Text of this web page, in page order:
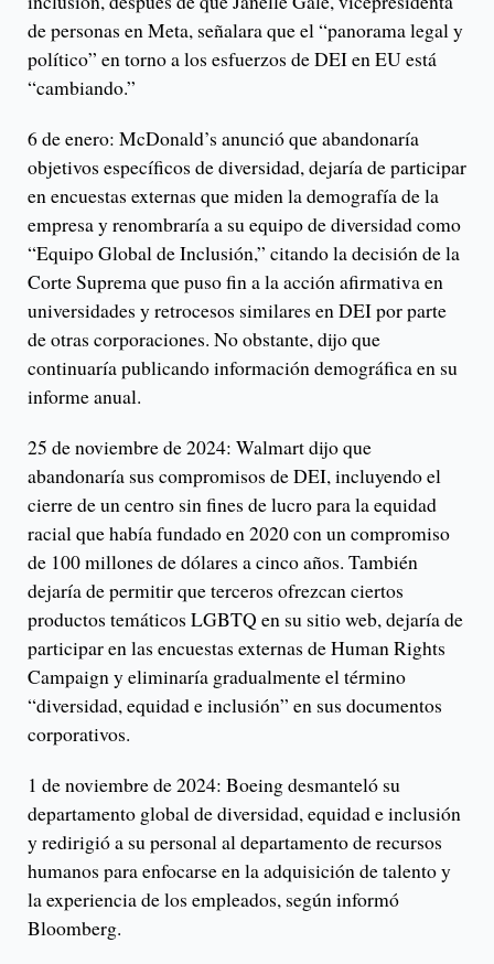
de personas en Meta, señalara que el “panorama legal y
político” en torno a los esfuerzos de DEI en EU está
“cambiando.”
6 de enero: McDonald’s anunció que abandonaría
objetivos específicos de diversidad, dejaría de participar
en encuestas externas que miden la demografía de la
empresa y renombraría a su equipo de diversidad como
“Equipo Global de Inclusión,” citando la decisión de la
Corte Suprema que puso fin a la acción afirmativa en
universidades y retrocesos similares en DEI por parte
de otras corporaciones. No obstante, dijo que
continuaría publicando información demográfica en su
informe anual.
25 de noviembre de 2024: Walmart dijo que
abandonaría sus compromisos de DEI, incluyendo el
cierre de un centro sin fines de lucro para la equidad
racial que había fundado en 2020 con un compromiso
de 100 millones de dólares a cinco años. También
dejaría de permitir que terceros ofrezcan ciertos
productos temáticos LGBTQ en su sitio web, dejaría de
participar en las encuestas externas de Human Rights
Campaign y eliminaría gradualmente el término
“diversidad, equidad e inclusión” en sus documentos
corporativos.
1 de noviembre de 2024: Boeing desmanteló su
departamento global de diversidad, equidad e inclusión
y redirigió a su personal al departamento de recursos
humanos para enfocarse en la adquisición de talento y
la experiencia de los empleados, según informó
Bloomberg.